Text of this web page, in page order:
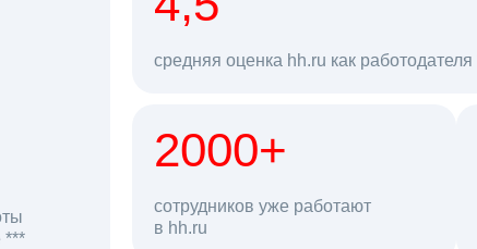
***
вакансии
средняя оценка hh.ru как работодателя
2000+
сотрудников уже работают
в hh.ru
68 млн